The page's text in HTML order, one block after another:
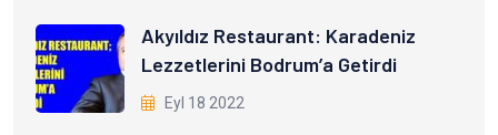
Akyıldız Restaurant: Karadeniz
Lezzetlerini Bodrum’a Getirdi
Eyl 18 2022